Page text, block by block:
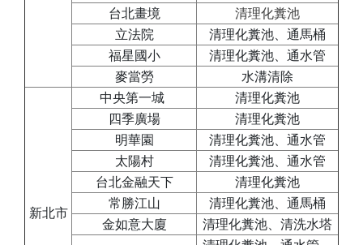
台北畫境
清理化糞池
立法院
清理化糞池、通馬桶
福星國小
清理化糞池、通水管
麥當勞
水溝清除
新北市
中央第一城
清理化糞池
四季廣場
清理化糞池
明華園
清理化糞池、通水管
太陽村
清理化糞池、通水管
台北金融天下
清理化糞池
常勝江山
清理化糞池、通馬桶
金如意大廈
清理化糞池、清洗水塔